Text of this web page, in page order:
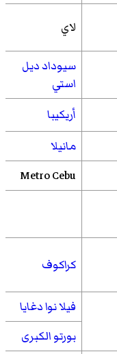
لاي
سيوداد ديل
استي
أريكيبا
مانيلا
Metro Cebu
كراكوف
فيلا نوا دغايا
بورتو الكبرى